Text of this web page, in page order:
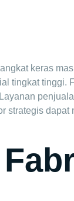
keras
tingkat tinggi.
strategis dapat